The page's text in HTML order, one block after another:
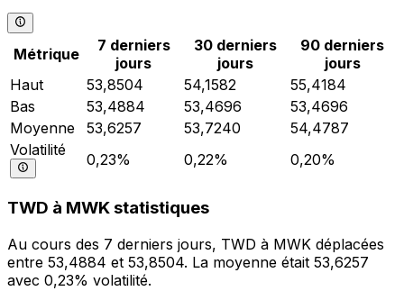
Métrique
7 derniers
jours
30 derniers
jours
90 derniers
jours
Haut
53,8504 54,1582
55,4184
Bas
53,4884 53,4696
53,4696
Moyenne
53,6257 53,7240
54,4787
Volatilité
0,23% 0,22% 0,20%
TWD à MWK statistiques
Au cours des 7 derniers jours, TWD à MWK déplacées
entre 53,4884 et 53,8504. La moyenne était 53,6257
avec 0,23% volatilité.